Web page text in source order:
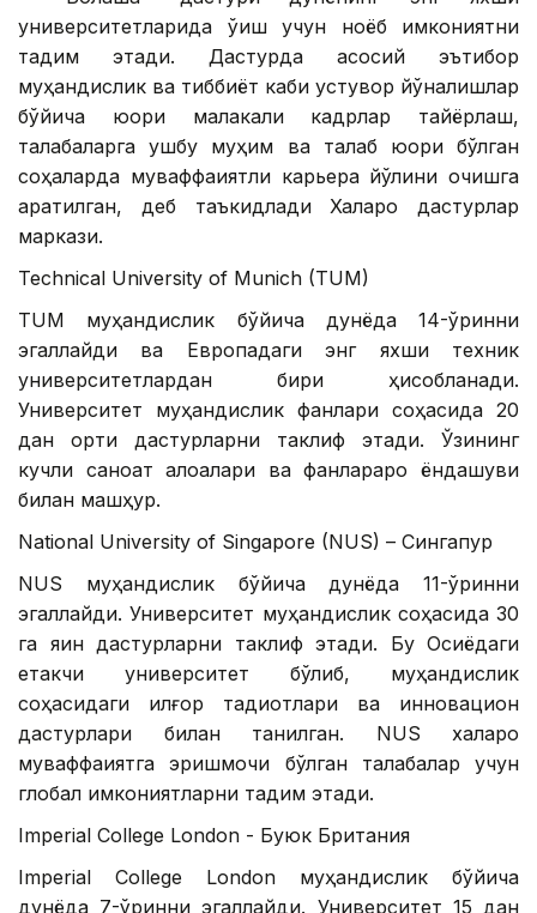
университетларида ўқиш учун ноёб имкониятни
тақдим этади. Дастурда асосий эътибор
муҳандислик ва тиббиёт каби устувор йўналишлар
бўйича юқори малакали кадрлар тайёрлаш,
талабаларга ушбу муҳим ва талаб юқори бўлган
соҳаларда муваффақиятли карьера йўлини очишга
қаратилган, деб таъкидлади Халқаро дастурлар
маркази.
Technical University of Munich (TUM)
TUM муҳандислик бўйича дунёда 14-ўринни
эгаллайди ва Европадаги энг яхши техник
университетлардан бири ҳисобланади.
Университет муҳандислик фанлари соҳасида 20
дан ортиқ дастурларни таклиф этади. Ўзининг
кучли саноат алоқалари ва фанлараро ёндашуви
билан машҳур.
National University of Singapore (NUS) – Сингапур
NUS муҳандислик бўйича дунёда 11-ўринни
эгаллайди. Университет муҳандислик соҳасида 30
га яқин дастурларни таклиф этади. Бу Осиёдаги
етакчи университет бўлиб, муҳандислик
соҳасидаги илғор тадқиқотлари ва инновацион
дастурлари билан танилган. NUS халқаро
муваффақиятга эришмоқчи бўлган талабалар учун
глобал имкониятларни тақдим этади.
Imperial College London - Буюк Британия
Imperial College London муҳандислик бўйича
дунёда 7-ўринни эгаллайди. Университет 15 дан